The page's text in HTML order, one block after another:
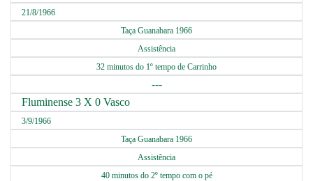
21/8/1966
Taça Guanabara 1966
Assistência
32 minutos do 1º tempo de Carrinho
---
Fluminense 3 X 0 Vasco
3/9/1966
Taça Guanabara 1966
Assistência
40 minutos do 2º tempo com o pé